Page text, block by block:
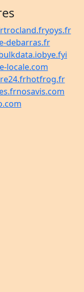
trocland.fryoys.fr
debarras.fr
bye.fyi
locale.com
hotfrog.fr
nosavis.com